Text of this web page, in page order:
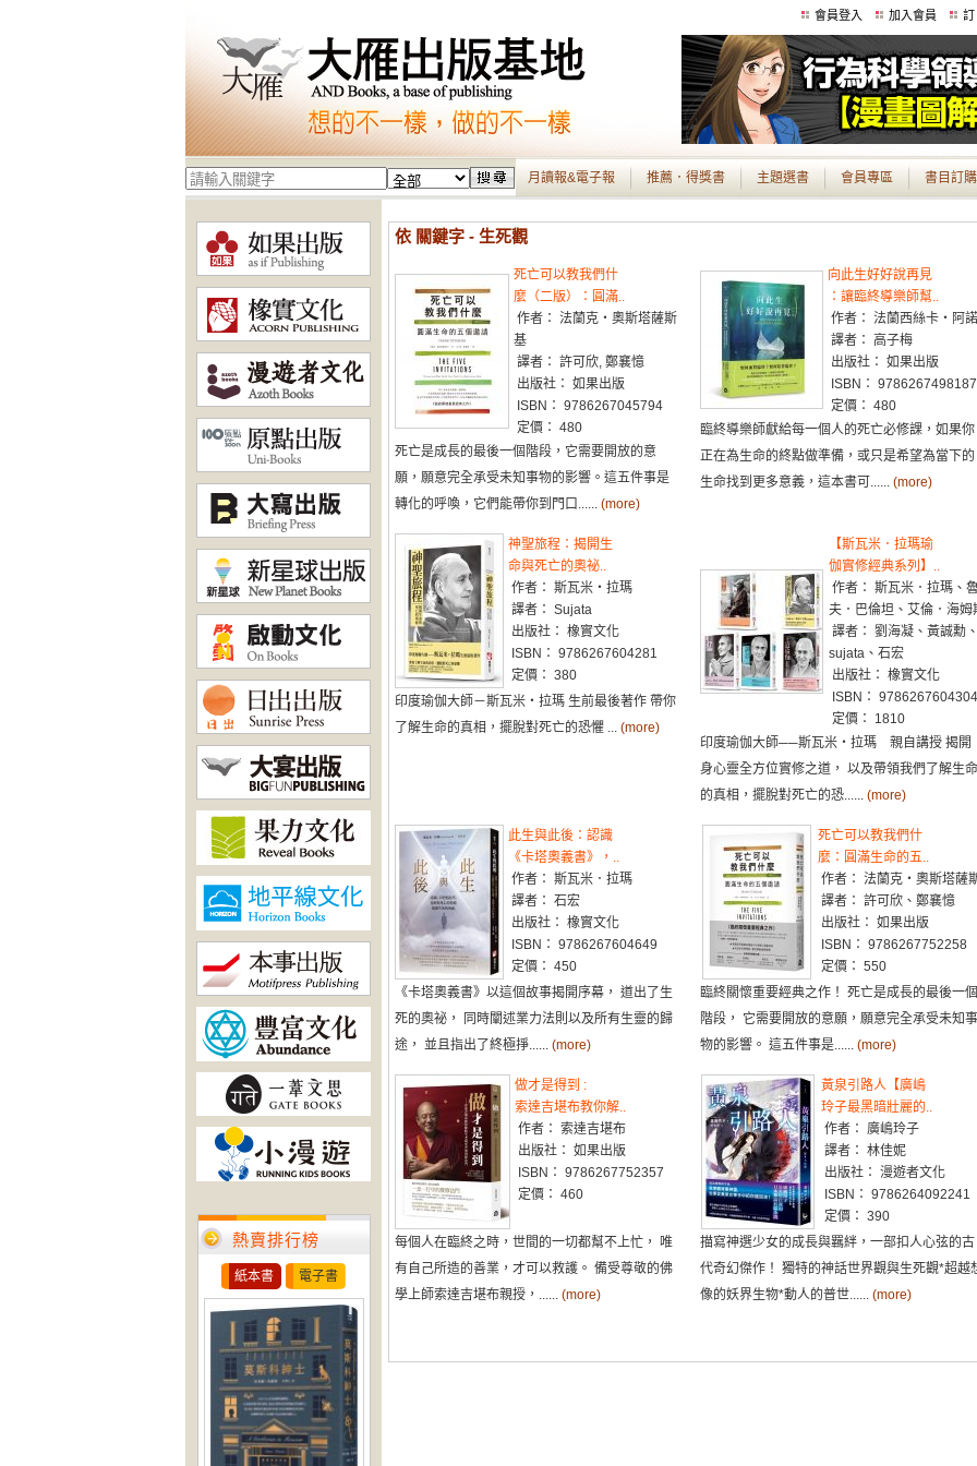
會員登入 加入會員 訂
月讀報&電子報 推薦．得獎書 主題選書 會員專區 書目訂
熱賣排行榜
紙本書 電子書
依 關鍵字 - 生死觀
死亡可以教我們什
麼（二版）：圓滿..
作者： 法蘭克‧奧斯塔薩斯
基
譯者： 許可欣, 鄭襄憶
出版社： 如果出版
ISBN： 9786267045794
定價： 480
死亡是成長的最後一個階段，它需要開放的意
願，願意完全承受未知事物的影響。這五件事是
轉化的呼喚，它們能帶你到門口...... (more)
向此生好好說再見
：讓臨終導樂師幫..
作者： 法蘭西絲卡‧阿
譯者： 高子梅
出版社： 如果出版
ISBN： 9786267498187
定價： 480
臨終導樂師獻給每一個人的死亡必修課，如果你
正在為生命的終點做準備，或只是希望為當下的
生命找到更多意義，這本書可...... (more)
神聖旅程：揭開生
命與死亡的奧祕..
作者： 斯瓦米‧拉瑪
譯者： Sujata
出版社： 橡實文化
ISBN： 9786267604281
定價： 380
印度瑜伽大師－斯瓦米‧拉瑪 生前最後著作 帶你
了解生命的真相，擺脫對死亡的恐懼 ... (more)
【斯瓦米．拉瑪瑜
伽實修經典系列】..
作者： 斯瓦米．拉瑪、
夫．巴倫坦、艾倫．海姆
譯者： 劉海凝、黃誠勳、
sujata、石宏
出版社： 橡實文化
ISBN： 9786267604304
定價： 1810
印度瑜伽大師──斯瓦米‧拉瑪 親自講授 揭開
身心靈全方位實修之道， 以及帶領我們了解生命
的真相，擺脫對死亡的恐...... (more)
此生與此後：認識
《卡塔奧義書》，..
作者： 斯瓦米．拉瑪
譯者： 石宏
出版社： 橡實文化
ISBN： 9786267604649
定價： 450
《卡塔奧義書》以這個故事揭開序幕， 道出了生
死的奧祕， 同時闡述業力法則以及所有生靈的歸
途， 並且指出了終極掙...... (more)
死亡可以教我們什
麼：圓滿生命的五..
作者： 法蘭克‧奧斯塔薩
譯者： 許可欣、鄭襄憶
出版社： 如果出版
ISBN： 9786267752258
定價： 550
臨終關懷重要經典之作！ 死亡是成長的最後一個
階段， 它需要開放的意願，願意完全承受未知事
物的影響。 這五件事是...... (more)
做才是得到 :
索達吉堪布教你解..
作者： 索達吉堪布
出版社： 如果出版
ISBN： 9786267752357
定價： 460
每個人在臨終之時，世間的一切都幫不上忙， 唯
有自己所造的善業，才可以救護。 備受尊敬的佛
學上師索達吉堪布親授，...... (more)
黃泉引路人【廣嶋
玲子最黑暗壯麗的..
作者： 廣嶋玲子
譯者： 林佳妮
出版社： 漫遊者文化
ISBN： 9786264092241
定價： 390
描寫神選少女的成長與羈絆，一部扣人心弦的古
代奇幻傑作！ 獨特的神話世界觀與生死觀*超越
像的妖界生物*動人的普世...... (more)